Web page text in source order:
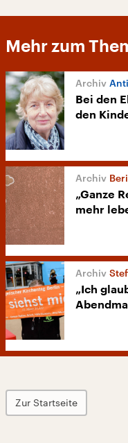
Mehr zum
Bei den
den
„Ganze
mehr
„Ich
Zur Startseite